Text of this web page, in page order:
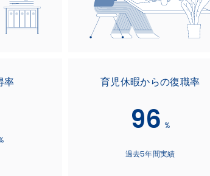
率 育児休暇からの復職率
96 %
過去5年間実績